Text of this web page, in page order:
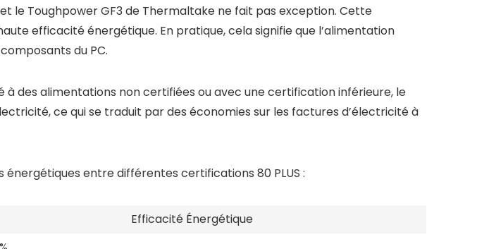
le Toughpower GF3 de Thermaltake ne fait pas exception. Cette
efficacité énergétique. En pratique, cela signifie que l’alimentation
du PC.
des alimentations non certifiées ou avec une certification inférieure, le
ce qui se traduit par des économies sur les factures d’électricité à
entre différentes certifications 80 PLUS :
Efficacité Énergétique